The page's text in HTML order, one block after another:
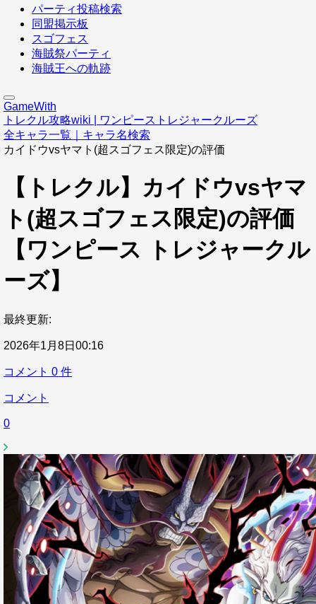
パーティ投稿検索
同盟掲示板
スゴフェス
海賊祭パーティ
海賊王への軌跡
GameWith
トレクル攻略wiki | ワンピーストレジャークルーズ
全キャラ一覧｜キャラ名検索
カイドウvsヤマト(超スゴフェス限定)の評価
【トレクル】カイドウvsヤマ
ト(超スゴフェス限定)の評価
【ワンピース トレジャークル
ーズ】
最終更新:
2026年1月8日00:16
コメント 0 件
コメント
0